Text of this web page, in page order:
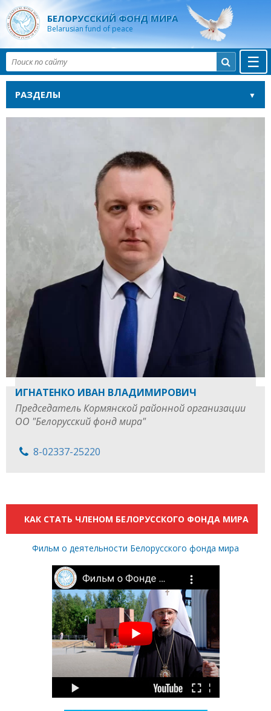
БЕЛОРУССКИЙ ФОНД МИРА
Belarusian fund of peace
☰

РАЗДЕЛЫ
ИГНАТЕНКО ИВАН ВЛАДИМИРОВИЧ
Председатель Кормянской районной организации
ОО "Белорусский фонд мира"
8-02337-25220
КАК СТАТЬ ЧЛЕНОМ БЕЛОРУССКОГО ФОНДА МИРА
Фильм о деятельности Белорусского фонда мира